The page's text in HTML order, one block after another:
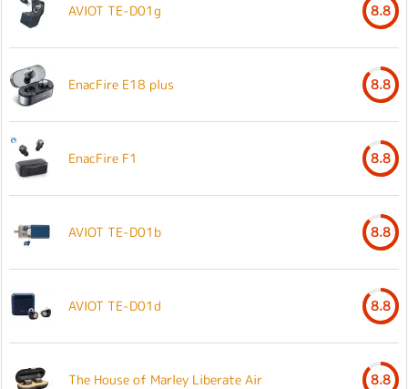
AVIOT TE-D01g 8.8
EnacFire E18 plus 8.8
EnacFire F1 8.8
AVIOT TE-D01b 8.8
AVIOT TE-D01d 8.8
The House of Marley Liberate Air 8.8